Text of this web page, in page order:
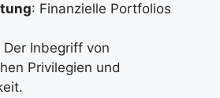
: Finanzielle Portfolios
Der Inbegriff von
Privilegien und